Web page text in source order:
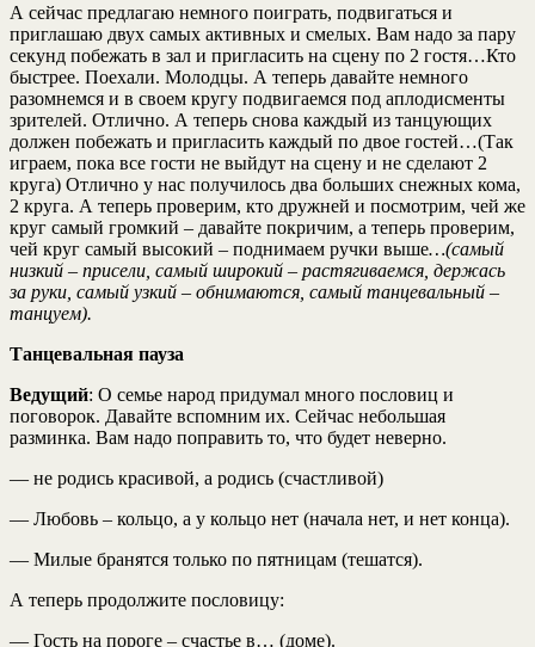
А сейчас предлагаю немного поиграть, подвигаться и
приглашаю двух самых активных и смелых. Вам надо за пару
секунд побежать в зал и пригласить на сцену по 2 гостя…Кто
быстрее. Поехали. Молодцы. А теперь давайте немного
разомнемся и в своем кругу подвигаемся под аплодисменты
зрителей. Отлично. А теперь снова каждый из танцующих
должен побежать и пригласить каждый по двое гостей…(Так
играем, пока все гости не выйдут на сцену и не сделают 2
круга) Отлично у нас получилось два больших снежных кома,
2 круга. А теперь проверим, кто дружней и посмотрим, чей же
круг самый громкий – давайте покричим, а теперь проверим,
чей круг самый высокий – поднимаем ручки выше…(самый
низкий – присели, самый широкий – растягиваемся, держась
за руки, самый узкий – обнимаются, самый танцевальный –
танцуем).
Танцевальная пауза
Ведущий: О семье народ придумал много пословиц и
поговорок. Давайте вспомним их. Сейчас небольшая
разминка. Вам надо поправить то, что будет неверно.
— не родись красивой, а родись (счастливой)
— Любовь – кольцо, а у кольцо нет (начала нет, и нет конца).
— Милые бранятся только по пятницам (тешатся).
А теперь продолжите пословицу:
— Гость на пороге – счастье в… (доме).